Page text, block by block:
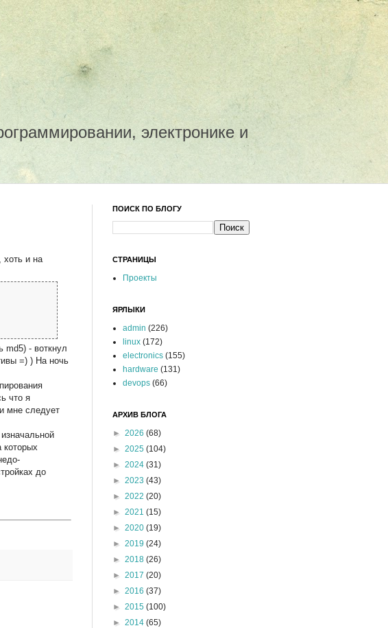
электронике и
хоть и на
md5) - воткнул
=) ) На ночь
что я
мне следует
которых
до
ПОИСК ПО БЛОГУ
СТРАНИЦЫ
Проекты
ЯРЛЫКИ
admin (226)
linux (172)
electronics (155)
hardware (131)
devops (66)
АРХИВ БЛОГА
► 2026 (68)
► 2025 (104)
► 2024 (31)
► 2023 (43)
► 2022 (20)
► 2021 (15)
► 2020 (19)
► 2019 (24)
► 2018 (26)
► 2017 (20)
► 2016 (37)
► 2015 (100)
► 2014 (65)